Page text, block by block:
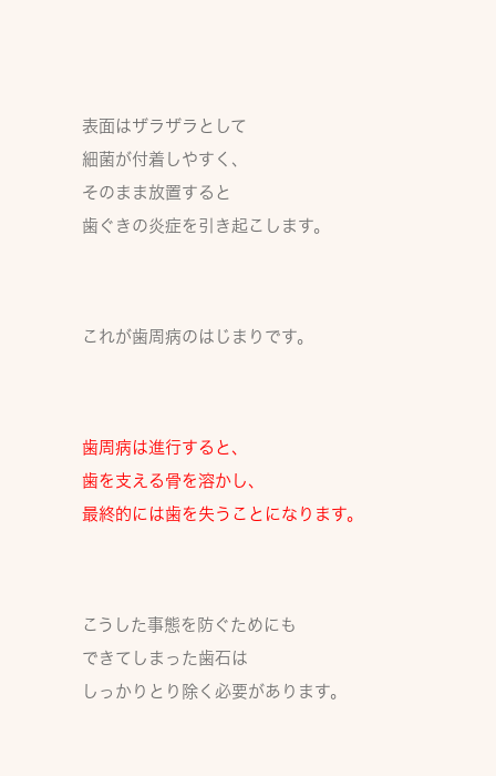
表面はザラザラとして
細菌が付着しやすく、
そのまま放置すると
歯ぐきの炎症を引き起こします。
これが歯周病のはじまり です。
歯周病は進行すると、
歯を支える骨を溶かし、
最終的には歯を失う ことになります。
こうした事態を防ぐためにも
できてしまった歯石は
しっかりとり除く必要があります。